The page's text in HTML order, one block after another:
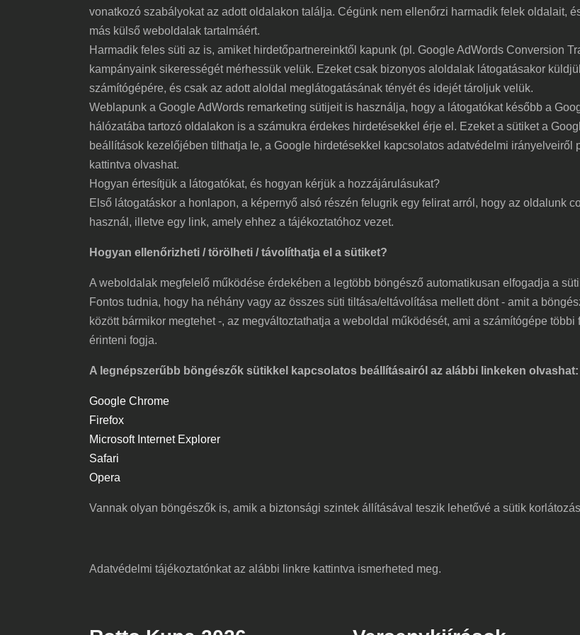
vonatkozó szabályokat az adott oldalakon találja. Cégünk nem ellenőrzi harmadik felek oldalait,
más külső weboldalak tartalmáért.
Harmadik feles süti az is, amiket hirdetőpartnereinktől kapunk (pl. Google AdWords Conversion
kampányaink sikerességét mérhessük velük. Ezeket csak bizonyos aloldalak látogatásakor
számítógépére, és csak az adott aloldal meglátogatásának tényét és idejét tároljuk velük.
Weblapunk a Google AdWords remarketing sütijeit is használja, hogy a látogatókat később a
hálózatába tartozó oldalakon is a számukra érdekes hirdetésekkel érje el. Ezeket a sütiket a
beállítások kezelőjében tilthatja le, a Google hirdetésekkel kapcsolatos adatvédelmi irányelveiről
kattintva olvashat.
Hogyan értesítjük a látogatókat, és hogyan kérjük a hozzájárulásukat?
Első látogatáskor a honlapon, a képernyő alsó részén felugrik egy felirat arról, hogy az oldalunk
használ, illetve egy link, amely ehhez a tájékoztatóhoz vezet.
Hogyan ellenőrizheti / törölheti / távolíthatja el a sütiket?
A weboldalak megfelelő működése érdekében a legtöbb böngésző automatikusan elfogadja a
Fontos tudnia, hogy ha néhány vagy az összes süti tiltása/eltávolítása mellett dönt - amit a
között bármikor megtehet -, az megváltoztathatja a weboldal működését, ami a számítógépe
érinteni fogja.
A legnépszerűbb böngészők sütikkel kapcsolatos beállításairól az alábbi linkeken olvashat:
Google Chrome
Firefox
Microsoft Internet Explorer
Safari
Opera
Vannak olyan böngészők is, amik a biztonsági szintek állításával teszik lehetővé a sütik
Adatvédelmi tájékoztatónkat az alábbi linkre kattintva ismerheted meg.